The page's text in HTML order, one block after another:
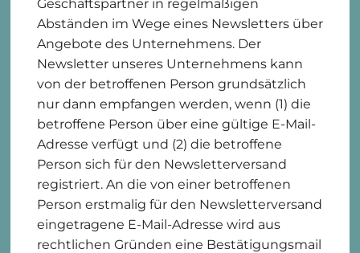
Geschäftspartner in regelmäßigen
Abständen im Wege eines Newsletters über
Angebote des Unternehmens. Der
Newsletter unseres Unternehmens kann
von der betroffenen Person grundsätzlich
nur dann empfangen werden, wenn (1) die
betroffene Person über eine gültige E-Mail-
Adresse verfügt und (2) die betroffene
Person sich für den Newsletterversand
registriert. An die von einer betroffenen
Person erstmalig für den Newsletterversand
eingetragene E-Mail-Adresse wird aus
rechtlichen Gründen eine Bestätigungsmail